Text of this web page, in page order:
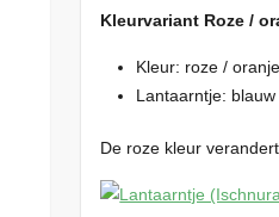
Kleurvariant Roze /
Kleur: roze /
Lantaarntje: blauw
De roze kleur